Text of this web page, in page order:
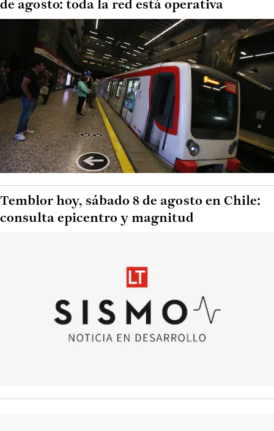
de agosto: toda la red está operativa
Temblor hoy, sábado 8 de agosto en Chile:
consulta epicentro y magnitud